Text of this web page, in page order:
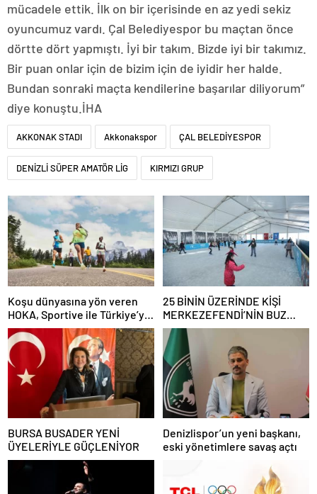
mücadele ettik. İlk on bir içerisinde en az yedi sekiz
oyuncumuz vardı. Çal Belediyespor bu maçtan önce
dörtte dört yapmıştı. İyi bir takım. Bizde iyi bir takımız.
Bir puan onlar için de bizim için de iyidir her halde.
Bundan sonraki maçta kendilerine başarılar diliyorum”
diye konuştu.İHA
AKKONAK STADI Akkonakspor ÇAL BELEDİYESPOR
DENİZLİ SÜPER AMATÖR LİG KIRMIZI GRUP
Koşu dünyasına yön veren
HOKA, Sportive ile Türkiye’ye
geldi!
25 BİNİN ÜZERİNDE KİŞİ
MERKEZEFENDİ’NİN BUZ
PATENİPİSTİNDEYDİ
BURSA BUSADER YENİ
ÜYELERİYLE GÜÇLENİYOR
Denizlispor’un yeni başkanı,
eski yönetimlere savaş açtı